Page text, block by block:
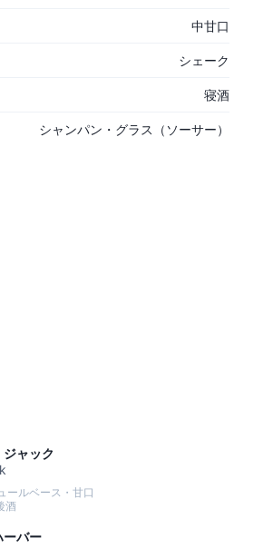
中甘口
シェーク
寝酒
シャンパン・グラス（ソーサー）
ャック
ールベース・甘口
酒
ーバー